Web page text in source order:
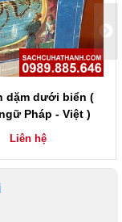
dặm dưới biển (
Pháp - Việt )
Liên hệ